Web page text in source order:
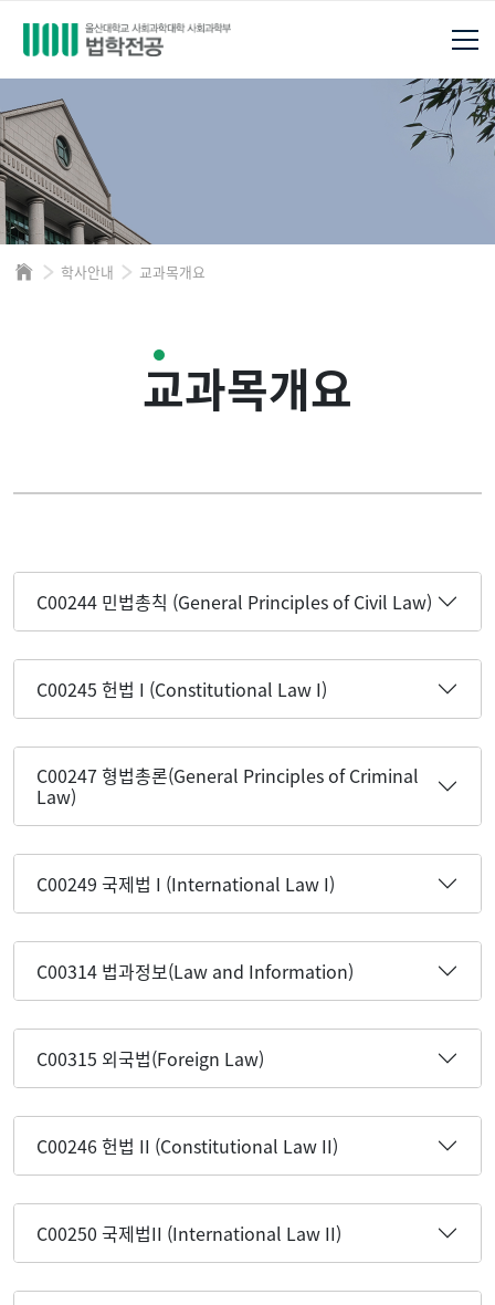
학사안내 교과목개요
교과목개요
C00244 민법총칙 (General Principles of Civil Law)
C00245 헌법 I (Constitutional Law I)
C00247 형법총론(General Principles of Criminal
Law)
C00249 국제법 I (International Law I)
C00314 법과정보(Law and Information)
C00315 외국법(Foreign Law)
C00246 헌법 II (Constitutional Law II)
C00250 국제법II (International Law II)